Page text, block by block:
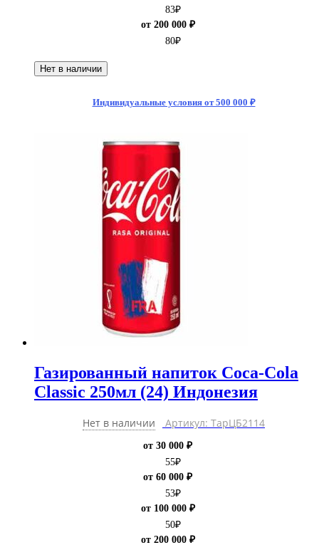
83₽
от 200 000 ₽
80₽
Нет в наличии
Индивидуальные условия от 500 000 ₽
Газированный напиток Coca-Cola
Classic 250мл (24) Индонезия
Нет в наличии Артикул: ТарЦБ2114
от 30 000 ₽
55₽
от 60 000 ₽
53₽
от 100 000 ₽
50₽
от 200 000 ₽